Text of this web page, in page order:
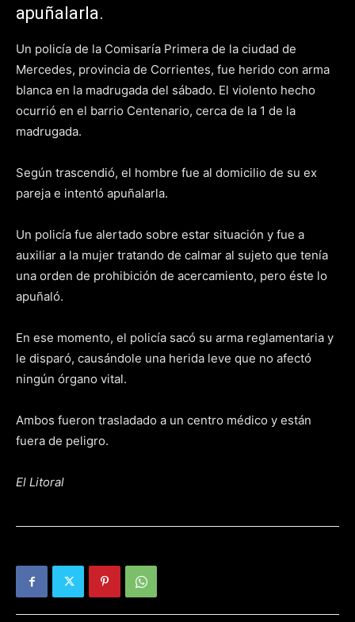
apuñalarla.
Un policía de la Comisaría Primera de la ciudad de
Mercedes, provincia de Corrientes, fue herido con arma
blanca en la madrugada del sábado. El violento hecho
ocurrió en el barrio Centenario, cerca de la 1 de la
madrugada.
Según trascendió, el hombre fue al domicilio de su ex
pareja e intentó apuñalarla.
Un policía fue alertado sobre estar situación y fue a
auxiliar a la mujer tratando de calmar al sujeto que tenía
una orden de prohibición de acercamiento, pero éste lo
apuñaló.
En ese momento, el policía sacó su arma reglamentaria y
le disparó, causándole una herida leve que no afectó
ningún órgano vital.
Ambos fueron trasladado a un centro médico y están
fuera de peligro.
El Litoral